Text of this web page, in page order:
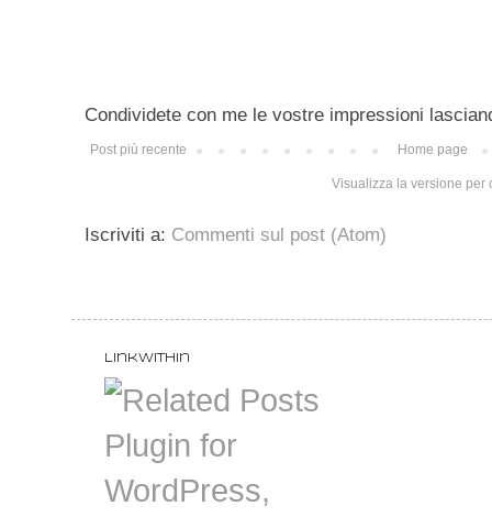
Condividete con me le vostre impressioni
Post più recente Home page
Visualizza la versione per
Iscriviti a: Commenti sul post (Atom)
LinkWithin